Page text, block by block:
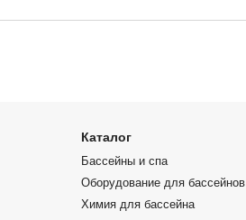
Каталог
Бассейны и спа
Оборудование для бассейнов
Химия для бассейна